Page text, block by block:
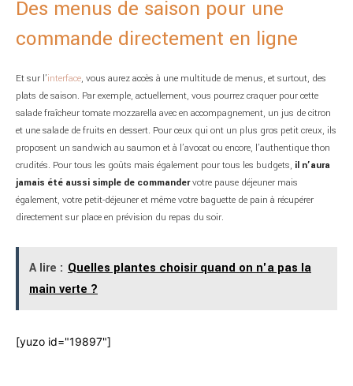
Des menus de saison pour une
commande directement en ligne
Et sur l’interface, vous aurez accès à une multitude de menus, et surtout, des
plats de saison. Par exemple, actuellement, vous pourrez craquer pour cette
salade fraîcheur tomate mozzarella avec en accompagnement, un jus de citron
et une salade de fruits en dessert. Pour ceux qui ont un plus gros petit creux, ils
proposent un sandwich au saumon et à l’avocat ou encore, l’authentique thon
crudités. Pour tous les goûts mais également pour tous les budgets, il n’aura
jamais été aussi simple de commandervotre pause déjeuner mais
également, votre petit-déjeuner et même votre baguette de pain à récupérer
directement sur place en prévision du repas du soir.
A lire : Quelles plantes choisir quand on n'a pas la
main verte ?
[yuzo id="19897"]